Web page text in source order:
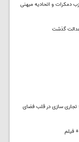
دمکرات و اتحادیه میهنی
تجاری سازی در قلب فضای
فیلم